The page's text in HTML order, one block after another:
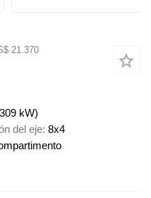
21.370
kW)
del eje 8x4